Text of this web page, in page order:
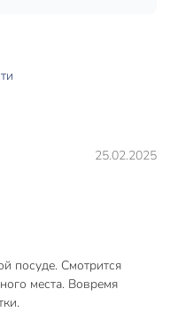
355 г
25.02.2025
посуде. Смотрится
места. Вовремя